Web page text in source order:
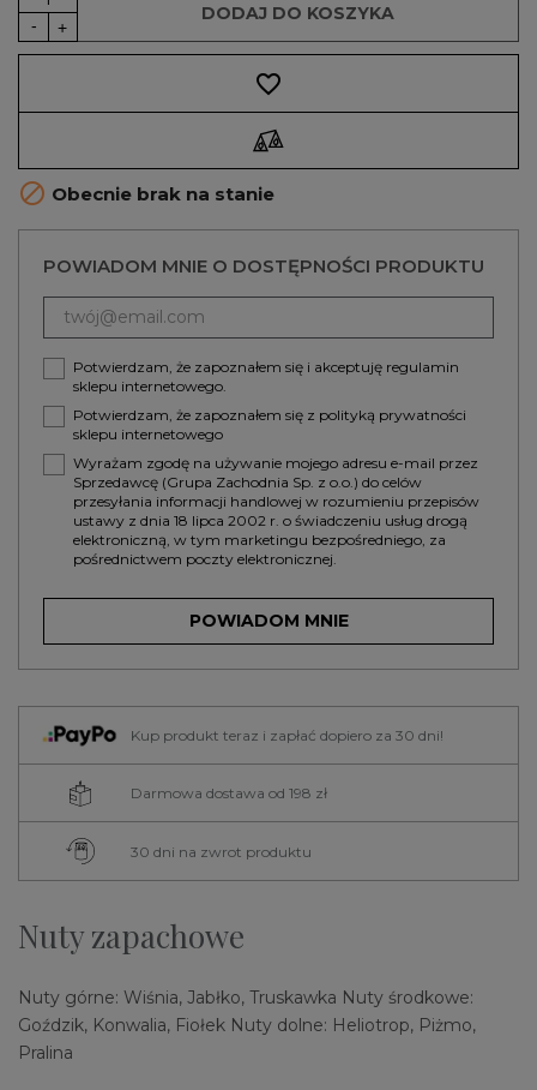
DODAJ DO KOSZYKA
favorite_border
 Obecnie brak na stanie
POWIADOM MNIE O DOSTĘPNOŚCI PRODUKTU
Potwierdzam, że zapoznałem się i akceptuję regulamin
sklepu internetowego.
Potwierdzam, że zapoznałem się z polityką prywatności
sklepu internetowego
Wyrażam zgodę na używanie mojego adresu e-mail przez
Sprzedawcę (Grupa Zachodnia Sp. z o.o.) do celów
przesyłania informacji handlowej w rozumieniu przepisów
ustawy z dnia 18 lipca 2002 r. o świadczeniu usług drogą
elektroniczną, w tym marketingu bezpośredniego, za
pośrednictwem poczty elektronicznej.
POWIADOM MNIE
Kup produkt teraz i zapłać dopiero za 30 dni!
Darmowa dostawa od 198 zł
30 dni na zwrot produktu
Nuty zapachowe
Nuty górne: Wiśnia, Jabłko, Truskawka Nuty środkowe:
Goździk, Konwalia, Fiołek Nuty dolne: Heliotrop, Piżmo,
Pralina